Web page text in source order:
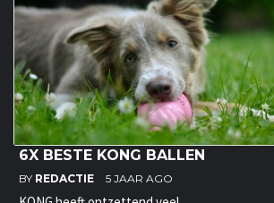
6X BESTE KONG BALLEN
BY REDACTIE 5 JAAR AGO